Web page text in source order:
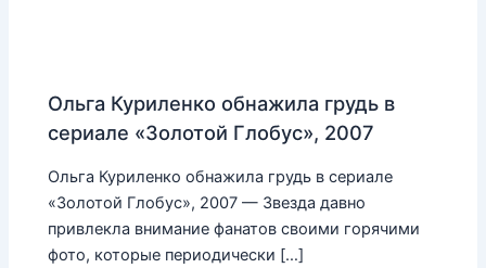
Ольга Куриленко обнажила грудь в
сериале «Золотой Глобус», 2007
Ольга Куриленко обнажила грудь в сериале
«Золотой Глобус», 2007 — Звезда давно
привлекла внимание фанатов своими горячими
фото, которые периодически […]